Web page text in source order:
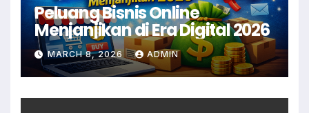
Peluang Bisnis Online
Menjanjikan di Era Digital 2026
MARCH 8, 2026 ADMIN